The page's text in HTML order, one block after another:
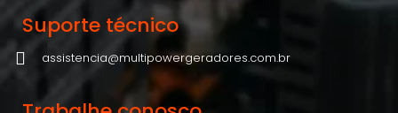
Suporte técnico
assistencia@multipowergeradores.com.br